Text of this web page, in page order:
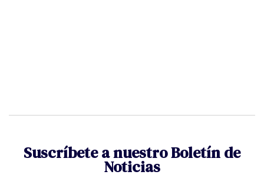
Suscríbete a nuestro Boletín de
Noticias